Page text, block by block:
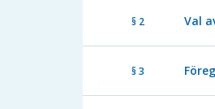
§ 2 Val
§ 3